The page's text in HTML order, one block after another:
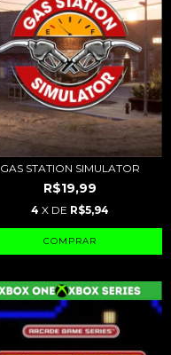
GAS STATION SIMULATOR
R$19,99
4 X DE R$5,94